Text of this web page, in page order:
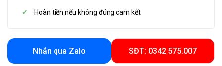
Hoàn tiền nếu không đúng cam kết
Nhắn qua Zalo SĐT: 0342.575.007